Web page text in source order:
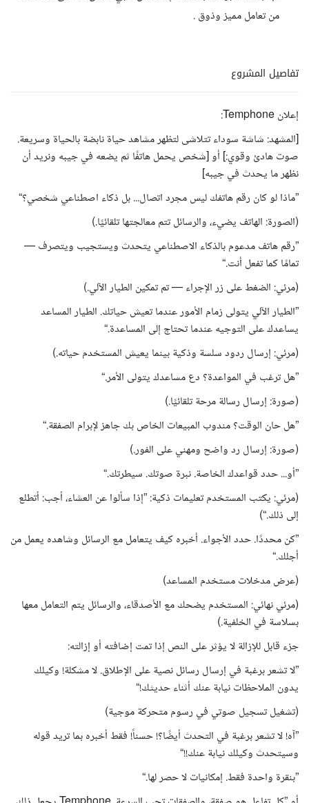
من تعامل مميز وذوق .
تفاصيل المشروع
إعلان Temphone:
[المشهد: شاشة سوداء تتلاشى لتظهر مشاهد حياة نابضة بالحياة وسريعة.
صوت هادئ وقوي:] أو [شخص يحمل هاتفًا ثم يضعه في جيبه ونريد أن
نظهر ما يحدث في جيبه]
”ماذا لو كان رقم هاتفك ليس مجرد اتصال... بل ذكاء اصطناعي شخصي؟“
(الصورة: الهاتف يضيء، والرسائل تتم معالجتها تلقائيًا.)
”رقم هاتف مدعوم بالذكاء الاصطناعي يتحدث ويستجيب ويتصرف —
تمامًا كما تفعل أنت.“
(مرئي: الضغط على زر الإجراء — تم تمكين الطيار الآلي.)
”الطيار الآلي يتولى زمام الأمور عندما تعيش حياتك. الطيار المساعد
يساعدك على التوجيه عندما تحتاج إلى المساعدة.“
(مرئي: إرسال ردود سلسة وذكية بينما يعيش المستخدم حياته.)
”هل ترغب في المواعدة؟ دع مساعدك يتولى الأمر.“
(صورة: إرسال رسالة مرحة تلقائيًا.)
”هل حان الوقت؟ مندوب المبيعات الخاص بك جاهز لإبرام الصفقة.“
(صورة: إرسال رد واضح ومهني على الفور.)
”أو... حدد قواعدك الخاصة. نبرة صوتك. سيطرتك.“
(مرئي: يكتب المستخدم تعليمات ذكية: ”إذا سألوا عن العشاء، أجب: أتطلع
إلى ذلك.“)
”كن محددًا. حدد الأجواء. أخبره كيف يتعامل مع الرسائل وشاهده يعمل من
أجلك.“
(عرض مدخلات مستخدم المساعد)
(مرئي نهائي: المستخدم يضحك مع الأصدقاء، والرسائل يتم التعامل معها
بسلاسة في الخلفية.)
جزء قابل للإزالة لا يؤثر على النص إذا تمت إضافته أو إزالته:
”لا تشعر برغبة في إرسال رسائل نصية على الإطلاق. لا مشكلة! وكيلك
يدون الملاحظات نيابة عنك أثناء حديثك!“
(تشغيل تسجيل صوتي في رسوم متحركة موجية)
”آه! لا تشعر برغبة في التحدث أيضًا؟! حسناً! فقط أخبره بما تريد قوله
وسيتحدث وكيلك نيابة عنك!!“
”بنقرة واحدة فقط. إمكانيات لا حصر لها.“